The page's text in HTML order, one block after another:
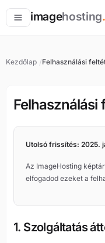
imagehosting.
Átméretezés
Kezdőlap Felhasználási
Felhasználási
Utolsó frissítés: 2025.
Az ImageHosting
elfogadod ezeket a
1. Szolgáltatás